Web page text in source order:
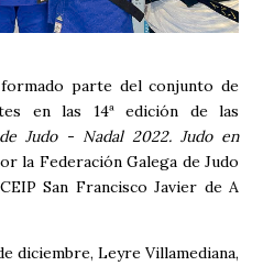
parte del conjunto de
en las 14ª edición de las
Judo - Nadal 2022. Judo en
la Federación Galega de Judo
San Francisco Javier de A
diciembre, Leyre Villamediana,